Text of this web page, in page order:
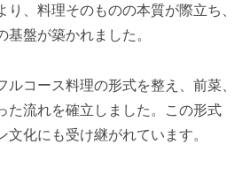
、料理そのものの本質が際立ち、
盤が築かれました。
ルコース料理の形式を整え、前菜、
た流れを確立しました。この形式
化にも受け継がれています。